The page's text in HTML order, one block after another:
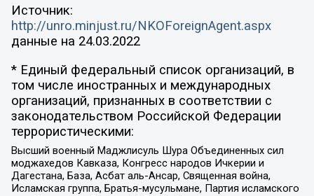
Источник:
http://unro.minjust.ru/NKOForeignAgent.aspx
данные на 24.03.2022
* Единый федеральный список организаций, в
том числе иностранных и международных
организаций, признанных в соответствии с
законодательством Российской Федерации
террористическими:
Высший военный Маджлисуль Шура Объединенных сил
моджахедов Кавказа, Конгресс народов Ичкерии и
Дагестана, База, Асбат аль-Ансар, Священная война,
Исламская группа, Братья-мусульмане, Партия исламского